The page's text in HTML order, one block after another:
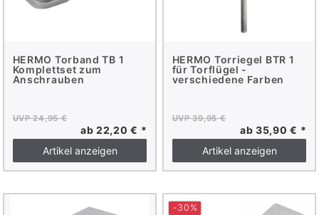
HERMO Torband TB 1
Komplettset zum
Anschrauben
UVP 24,95 €
ab 22,20 € *
Artikel anzeigen
HERMO Torriegel BTR 1
für Torflügel -
verschiedene Farben
UVP 39,95 €
ab 35,90 € *
Artikel anzeigen
-30%